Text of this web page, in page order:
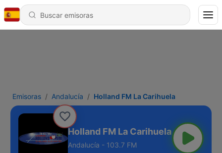
Emisoras Andalucía Holland FM La Carihuela
Holland FM La Carihuela
Andalucía - 103.7 FM